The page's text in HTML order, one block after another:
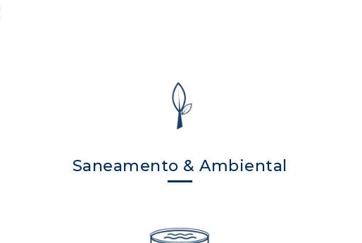
Saneamento & Ambiental